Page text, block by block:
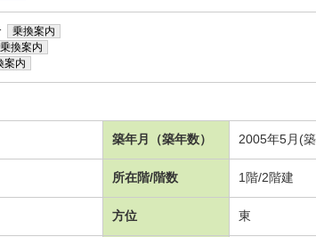
乗換案内
乗換案内
案内
築年月（築年数） 2005年5月(
所在階/階数 1階/2階建
方位 東